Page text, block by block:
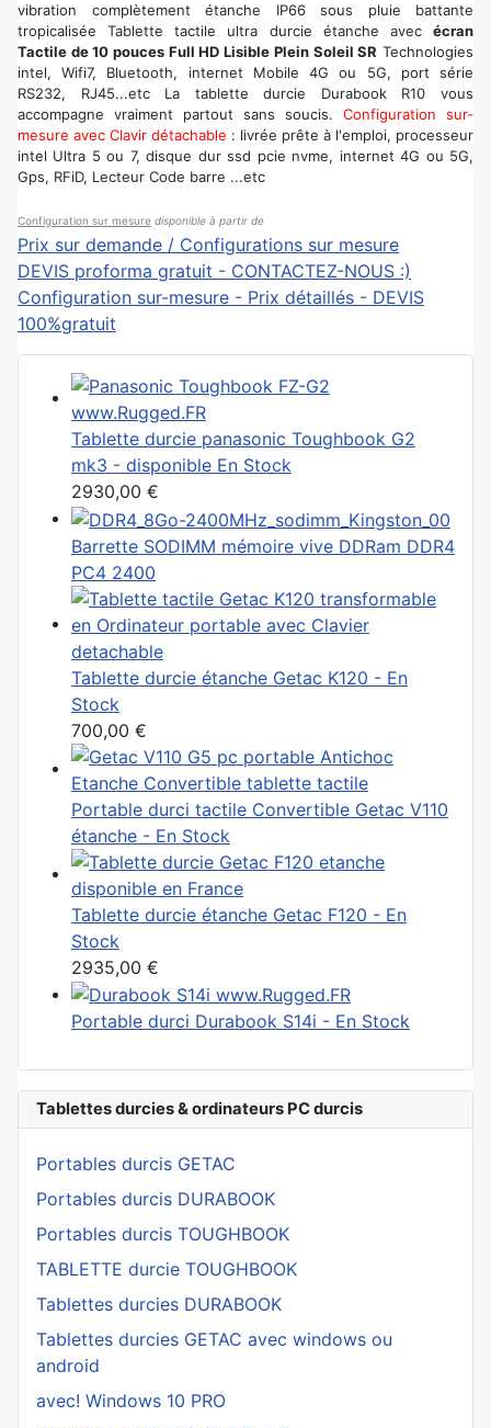
Tablettes durcies & ordinateurs PC durcis
Portables durcis GETAC
Portables durcis DURABOOK
Portables durcis TOUGHBOOK
TABLETTE durcie TOUGHBOOK
Tablettes durcies DURABOOK
Tablettes durcies GETAC avec windows ou
android
avec! Windows 10 PRO
vibration complètement étanche IP66 sous pluie battante
tropicalisée Tablette tactile ultra durcie étanche avec écran
Tactile de 10 pouces Full HD Lisible Plein Soleil SR Technologies
intel, Wifi7, Bluetooth, internet Mobile 4G ou 5G, port série
RS232, RJ45...etc La tablette durcie Durabook R10 vous
accompagne vraiment partout sans soucis. Configuration sur-
mesure avec Clavir détachable : livrée prête à l'emploi, processeur
intel Ultra 5 ou 7, disque dur ssd pcie nvme, internet 4G ou 5G,
Gps, RFiD, Lecteur Code barre ...etc
Configuration sur mesure disponible à partir de
Prix sur demande / Configurations sur mesure
DEVIS proforma gratuit - CONTACTEZ-NOUS :)
Configuration sur-mesure - Prix détaillés - DEVIS
100%gratuit
Tablette durcie panasonic Toughbook G2
mk3 - disponible En Stock
2930,00 €
Barrette SODIMM mémoire vive DDRam DDR4
PC4 2400
Tablette durcie étanche Getac K120 - En
Stock
700,00 €
Portable durci tactile Convertible Getac V110
étanche - En Stock
Tablette durcie étanche Getac F120 - En
Stock
2935,00 €
Portable durci Durabook S14i - En Stock